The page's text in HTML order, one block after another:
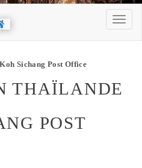
Sichang Post Office
THAÏLANDE
POST